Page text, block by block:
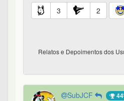
3 2
Relatos e Depoimentos dos
SubJCF